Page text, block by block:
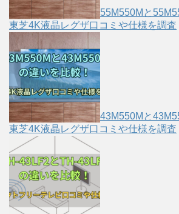
55M550Mと
東芝4K液晶レグザ口コミや仕様を調査
43M550Mと
東芝4K液晶レグザ口コミや仕様を調査